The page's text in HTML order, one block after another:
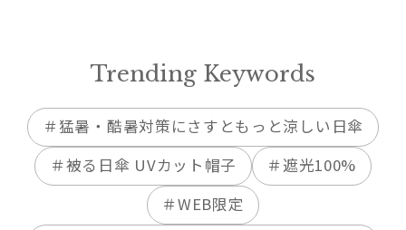
Trending Keywords
＃猛暑・酷暑対策にさすともっと涼しい日傘
＃被る日傘 UVカット帽子
＃遮光100%
＃WEB限定